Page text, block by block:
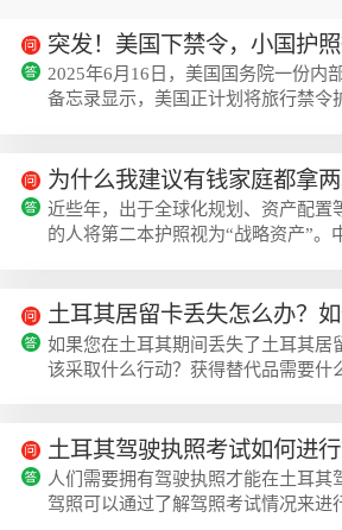
突发！美国下禁令，小国护照
2025年6月16日，美国国务院一份内
备忘录显示，美国正计划将旅行禁令
目与国家安全直接挂钩，更可能对全
发震荡。一、美禁令升级，加勒比小
《华盛顿邮报》查阅的国务院内部备
旅行禁令的国家里，加勒比地区的6
为什么我建议有钱家庭都拿两
近些年，出于全球化规划、资产配置
的人将第二本护照视为“战略资产”。
免签国家数量高达170-180个，覆盖
净值人群而言，拥有政治中立国家的
了一份“安全保障”。为什么建议有钱
用角度来说，第二本护照在出行上...
如果您在土耳其期间丢失了土耳其居
该采取什么行动？获得替代品需要什
告，然后您将收到警方的报告。随后
局，除了办理新卡的相关费用（356
付相当于土费一半的费用，即40美
的文件生...
人们需要拥有驾驶执照才能在土耳其
驾照可以通过了解驾照考试情况来进